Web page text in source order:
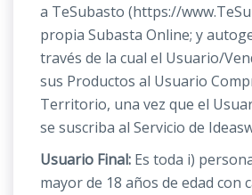
a TeSubasto (https://
propia Subasta Online; y
través de la cual el Usuario/
sus Productos al Usuario
Territorio, una vez que el
se suscriba al Servicio de
Usuario Final: Es toda i)
mayor de 18 años de edad con